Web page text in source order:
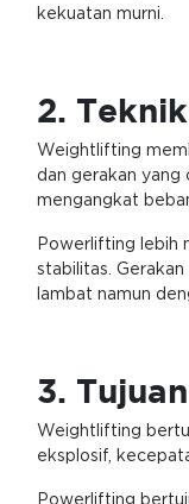
kekuatan murni.
2.
Weightlifting
dan gerakan yang
mengangkat
Powerlifting lebih
stabilitas.
lambat namun
3.
Weightlifting
eksplosif,